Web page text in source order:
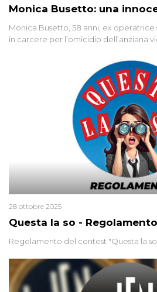
Monica Busetto: una
Monica Busetto, 58 anni, ex operatrice
in carcere per l’omicidio dell’anziana
minuscola su una collanina, Monica si
2015 un’altra donna confessa lo stesso
colpevoli per un solo omicidio: errore
Questa la so - Regolamento
28 ottobre 2025
Regolamento del contest "Questa la